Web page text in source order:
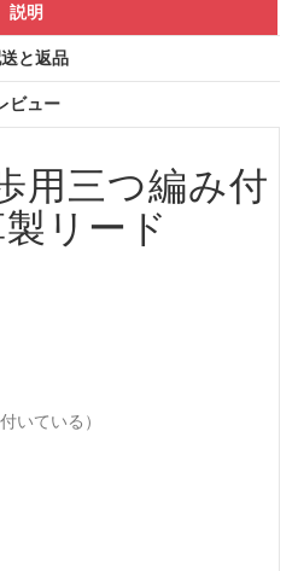
説明
と返品
ビュー
用三つ編み付
リード
いている）